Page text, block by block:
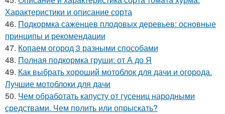
Характеристики и описание сорта
46. Подкормка саженцев плодовых деревьев: основные
принципы и рекомендации
47. Копаем огород 3 разными способами
48. Полная подкормка груши: от А до Я
49. Как выбрать хороший мотоблок для дачи и огорода.
Лучшие мотоблоки для дачи
50. Чем обработать капусту от гусениц народными
средствами. Чем полить или опрыскать?